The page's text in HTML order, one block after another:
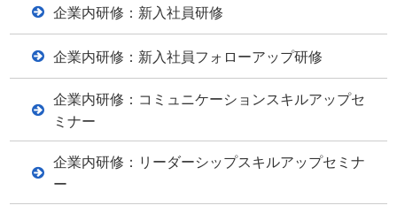
企業内研修：新入社員研修
企業内研修：新入社員フォローアップ研修
企業内研修：コミュニケーションスキルアップセ
ミナー
企業内研修：リーダーシップスキルアップセミナ
ー